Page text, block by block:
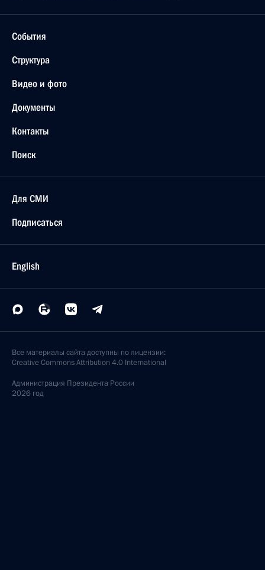
События
Структура
Видео и фото
Документы
Контакты
Поиск
Для СМИ
Подписаться
English
Все материалы сайта доступны по лицензии:
Creative Commons Attribution 4.0 International
Администрация Президента России
2026 год